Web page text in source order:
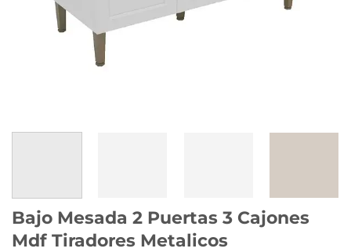
Bajo Mesada 2 Puertas 3 Cajones
Mdf Tiradores Metalicos